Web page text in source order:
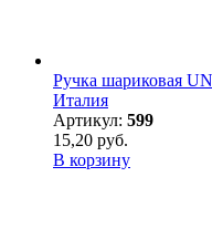
Ручка шариковая
Италия
Артикул: 599
15,20 руб.
В корзину